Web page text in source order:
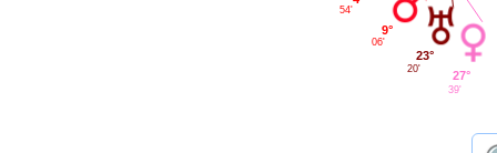
54'
9°
06'
23°
20' 27°
39'